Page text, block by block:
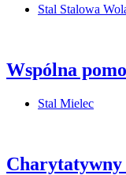
Stal Stalowa
Wspólna
Stal Mielec